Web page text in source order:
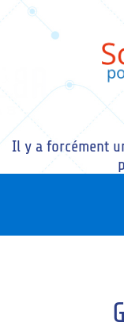
Il y a forcément